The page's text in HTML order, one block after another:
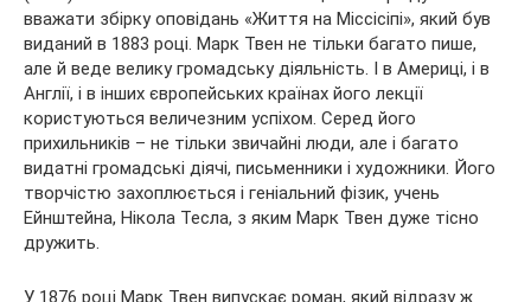
вважати збірку оповідань «Життя на Міссісіпі», який був
виданий в 1883 році. Марк Твен не тільки багато пише,
але й веде велику громадську діяльність. І в Америці, і в
Англії, і в інших європейських країнах його лекції
користуються величезним успіхом. Серед його
прихильників – не тільки звичайні люди, але і багато
видатні громадські діячі, письменники і художники. Його
творчістю захоплюється і геніальний фізик, учень
Ейнштейна, Нікола Тесла, з яким Марк Твен дуже тісно
дружить.
У 1876 році Марк Твен випускає роман, який відразу ж